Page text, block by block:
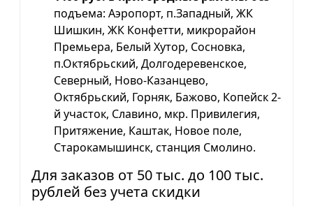
подъема: Аэропорт, п.Западный, ЖК
Шишкин, ЖК Конфетти, микрорайон
Премьера, Белый Хутор, Сосновка,
п.Октябрьский, Долгодеревенское,
Северный, Ново-Казанцево,
Октябрьский, Горняк, Бажово, Копейск 2-
й участок, Славино, мкр. Привилегия,
Притяжение, Каштак, Новое поле,
Старокамышинск, станция Смолино.
Для заказов от 50 тыс. до 100 тыс.
рублей без учета скидки